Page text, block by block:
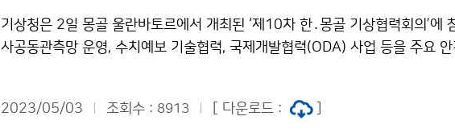
기상청은 2일 몽골 울란바토르에서 개최된 ‘제10차 한․몽골 기상협력회의’에
사공동관측망 운영, 수치예보 기술협력, 국제개발협력(ODA) 사업 등을 주요
2023/05/03 조회수 : 8913 [ 다운로드 :